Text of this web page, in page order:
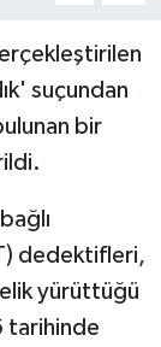
suçundan
bir
dedektifleri,
yürüttüğü
tarihinde